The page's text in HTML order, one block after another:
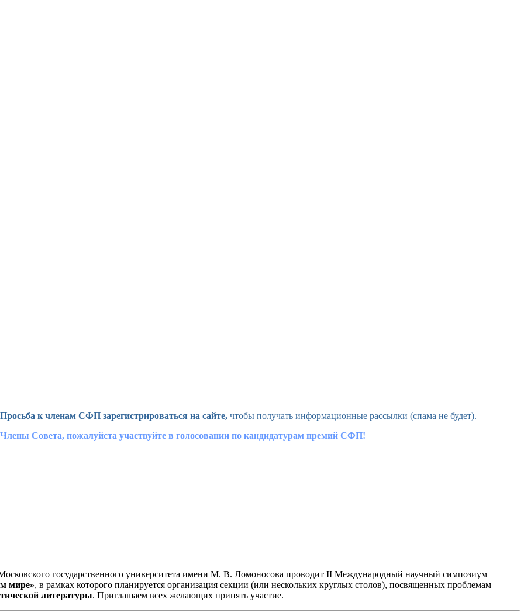
Просьба к членам СФП зарегистрироваться на сайте, чтобы получать информационные рассылки (спама не будет).
Члены Совета, пожалуйста участвуйте в голосовании по кандидатурам премий СФП!
государственного университета имени М. В. Ломоносова проводит II Международный научный симпозиум
мире», в рамках которого планируется организация секции (или нескольких круглых столов), посвященных проблемам
литературы. Приглашаем всех желающих принять участие.